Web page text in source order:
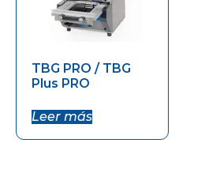
TBG PRO / TBG
Plus PRO
Leer más